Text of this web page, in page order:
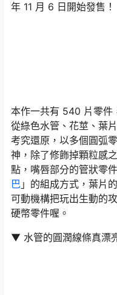
年 11 月 6 日開始發售！
本作一共有 540 片零件
從綠色水管、花莖、葉
考究還原，以多個圓弧
神，除了修飾掉顆粒感
點，嘴唇部分的管狀零
巴 」的組成方式，葉片
可動機構把玩出生動的
硬幣零件喔。
▼ 水管的圓潤線條真漂